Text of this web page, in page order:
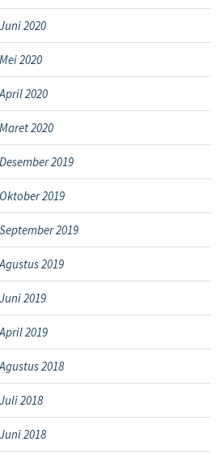
Juni 2020
Mei 2020
2020
Maret 2020
Desember 2019
Oktober 2019
September 2019
2019
Juni 2019
2019
2018
Juli 2018
Juni 2018